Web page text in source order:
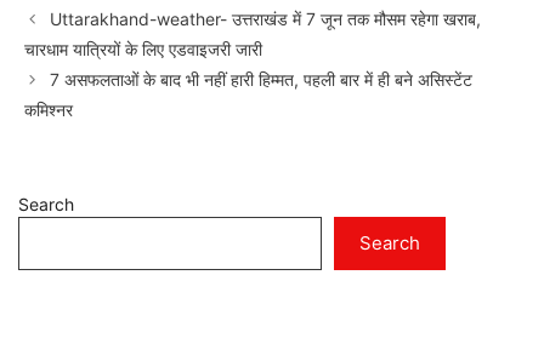
Uttarakhand-weather- उत्तराखंड में 7 जून तक मौसम रहेगा खराब,
चारधाम यात्रियों के लिए एडवाइजरी जारी
7 असफलताओं के बाद भी नहीं हारी हिम्मत, पहली बार में ही बने असिस्टेंट
कमिश्नर
Search
Search